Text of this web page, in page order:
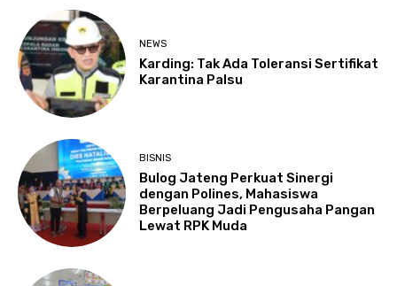
NEWS
Karding: Tak Ada Toleransi Sertifikat
Karantina Palsu
BISNIS
Bulog Jateng Perkuat Sinergi
dengan Polines, Mahasiswa
Berpeluang Jadi Pengusaha Pangan
Lewat RPK Muda